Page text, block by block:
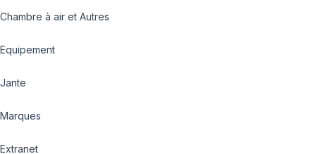
Chambre à air et Autres
Equipement
Jante
Marques
Extranet